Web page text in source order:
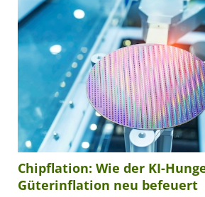
Chipflation: Wie der KI-
Güterinflation neu befeuert